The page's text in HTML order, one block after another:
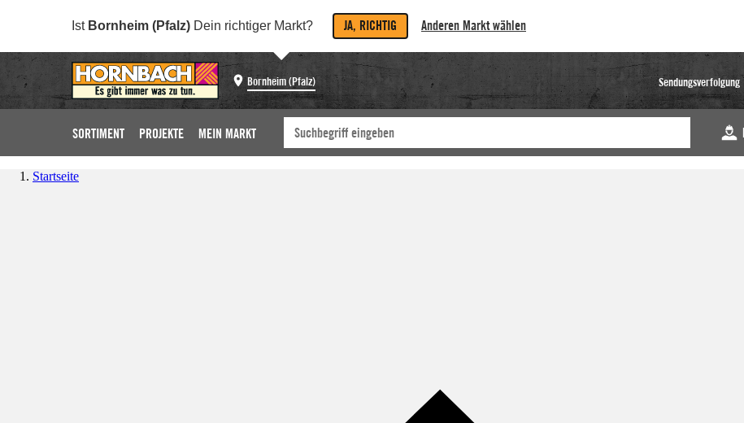
Ist Bornheim (Pfalz) Dein richtiger Markt? JA, RICHTIG Anderen Markt wählen
Bornheim (Pfalz) Sendungsverfolgung
SORTIMENT PROJEKTE MEIN MARKT
Startseite